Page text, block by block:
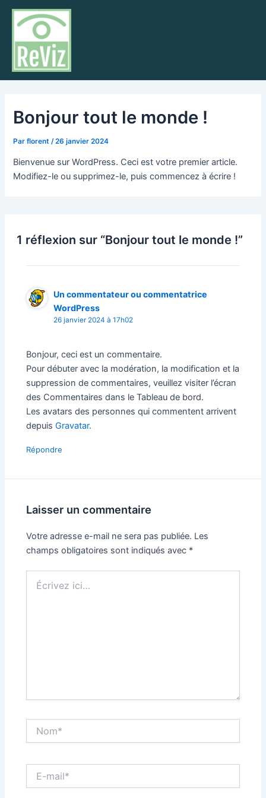
Aller
Bonjour tout le monde !
Parflorent/26 janvier 2024
Bienvenue sur WordPress. Ceci est votre premier article.
Modifiez-le ou supprimez-le, puis commencez à écrire !
1 réflexion sur “Bonjour tout le monde !”
Un commentateur ou commentatrice
WordPress
26 janvier 2024 à 17h02
Bonjour, ceci est un commentaire.
Pour débuter avec la modération, la modification et la
suppression de commentaires, veuillez visiter l’écran
des Commentaires dans le Tableau de bord.
Les avatars des personnes qui commentent arrivent
depuisGravatar.
Répondre
Laisser un commentaire
Votre adresse e-mail ne sera pas publiée. Les
champs obligatoires sont indiqués avec *
ici…
mail*